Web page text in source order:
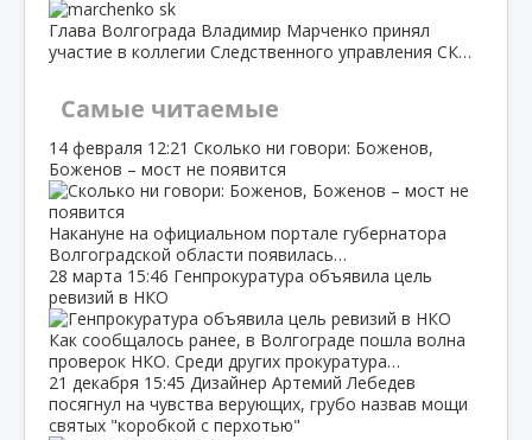
Глава Волгограда Владимир Марченко принял
участие в коллегии Следственного управления СК…
Самые читаемые
14 февраля 12:21 Сколько ни говори: Боженов,
Боженов – мост не появится
Накануне на официальном портале губернатора
Волгоградской области появилась…
28 марта 15:46 Генпрокуратура объявила цель
ревизий в НКО
Как сообщалось ранее, в Волгограде пошла волна
проверок НКО. Среди других прокуратура…
21 декабря 15:45 Дизайнер Артемий Лебедев
посягнул на чувства верующих, грубо назвав мощи
святых "коробкой с перхотью"